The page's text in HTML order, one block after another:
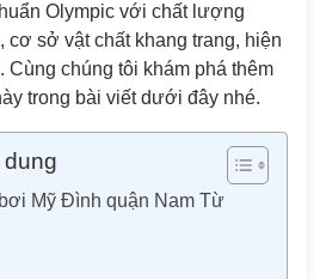
Olympic với chất lượng
cơ sở vật chất khang trang, hiện
Cùng chúng tôi khám phá thêm
trong bài viết dưới đây nhé.
Mỹ Đình quận Nam Từ